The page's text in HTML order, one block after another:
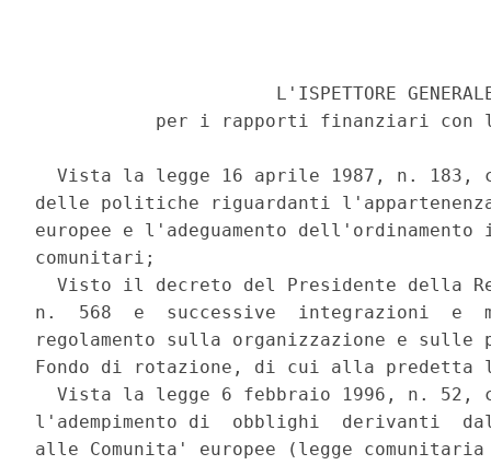
L'ISPETTORE
per i rapporti finanziari con
Vista la legge 16 aprile 1987, n. 183,
delle politiche riguardanti
europee e l'adeguamento
comunitari;
Visto il decreto del Presidente della
n.  568  e  successive  integrazioni  e
regolamento sulla organizzazione e sulle
Fondo di rotazione, di cui alla predetta
Vista la legge 6 febbraio 1996, n. 52,
l'adempimento di  obblighi  derivanti
alle Comunita' europee (legge